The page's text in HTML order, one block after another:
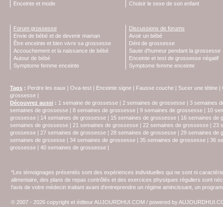
Enceinte et mode
Choisir le sexe de son enfant
Forum grossesse
Envie de bébé et de devenir maman
Être enceinte et bien vivre sa grossesse
Accouchement et la naissance de bébé
Autour de bébé
Symptome femme enceinte
Discussions de forums
Avoir un bébé
Déni de grossesse
Saute d'humeur pendant la grossesse
Enceinte et test de grossesse négatif
Symptome femme enceinte
Tags : Perdre les eaux | Ova-test | Enceinte signe | Fausse couche | Sucer une tétine |
grossesse |
Découvrez aussi : 1 semaine de grossesse | 2 semaines de grossesse | 3 semaines
semaines de grossesse | 8 semaines de grossesse | 9 semaines de grossesse | 10
grossesse | 14 semaines de grossesse | 15 semaines de grossesse | 16 semaines de
semaines de grossesse | 21 semaines de grossesse | 22 semaines de grossesse | 23
grossesse | 27 semaines de grossesse | 28 semaines de grossesse | 29 semaines de
semaines de grssesse | 34 semaines de grossesse | 35 semaines de grossesse | 36
grossesse | 40 semaines de grossesse |
*Les témoignages présentés sont des expériences individuelles qui ne sont ni
alimentaire, des plans de repas contrôlés et des exercices physiques réguliers sont
l'avis de votre médecin traitant avant d'entreprendre un régime amincissant, un
© 2007 - 2026 copyright et éditeur AUJOURDHUI.COM / powered by